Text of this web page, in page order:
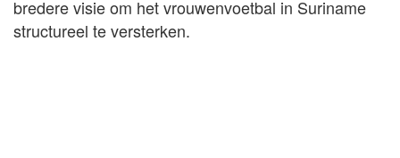
bredere visie om het vrouwenvoetbal in Suriname
structureel te versterken.